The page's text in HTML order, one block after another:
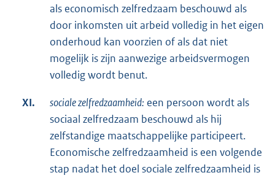
als economisch zelfredzaam beschouwd als
door inkomsten uit arbeid volledig in het eigen
onderhoud kan voorzien of als dat niet
mogelijk is zijn aanwezige arbeidsvermogen
volledig wordt benut.
XI. sociale zelfredzaamheid: een persoon wordt als
sociaal zelfredzaam beschouwd als hij
zelfstandige maatschappelijke participeert.
Economische zelfredzaamheid is een volgende
stap nadat het doel sociale zelfredzaamheid is